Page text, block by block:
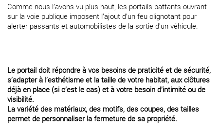
Comme nous l’avons vu plus haut, les portails battants ouvrant
sur la voie publique imposent l’ajout d’un feu clignotant pour
alerter passants et automobilistes de la sortie d’un véhicule.
Le portail doit répondre à vos besoins de praticité et de sécurité,
s’adapter à l’esthétisme et la taille de votre habitat, aux clôtures
déjà en place (si c’est le cas) et à votre besoin d’intimité ou de
visibilité.
La variété des matériaux, des motifs, des coupes, des tailles
permet de personnaliser la fermeture de sa propriété.